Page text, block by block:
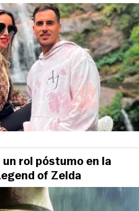
rol póstumo en la
of Zelda